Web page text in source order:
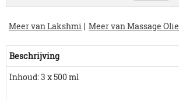
Meer van Lakshmi | Meer van Massage Olie
Beschrijving
Inhoud: 3 x 500 ml